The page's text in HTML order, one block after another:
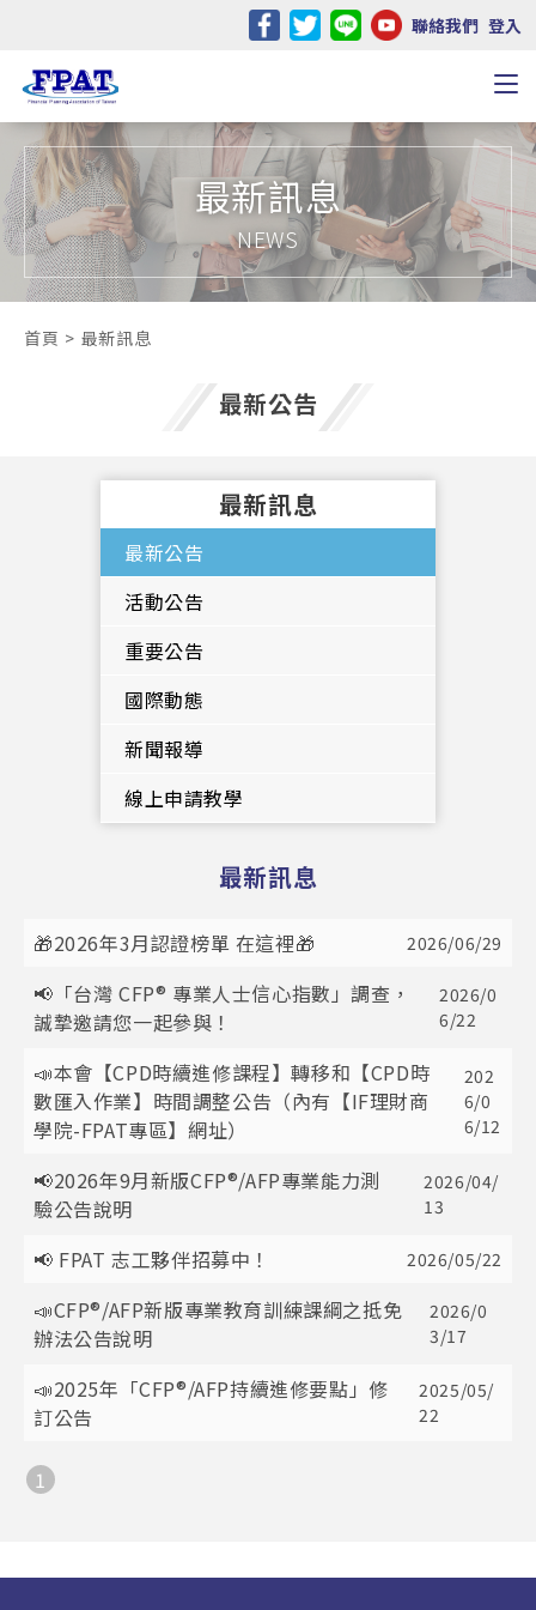
聯絡我們 登入
最新訊息
NEWS
首頁 最新訊息
最新公告
最新訊息
最新公告
活動公告
重要公告
國際動態
新聞報導
線上申請教學
最新訊息
🎁2026年3月認證榜單 在這裡🎁 2026/06/29
📢「台灣 CFP® 專業人士信心指數」調查，
誠摯邀請您一起參與！
2026/0
6/22
📣本會【CPD時續進修課程】轉移和【CPD時
數匯入作業】時間調整公告（內有【IF理財商
學院-FPAT專區】網址）
202
6/0
6/12
📢2026年9月新版CFP®/AFP專業能力測
驗公告說明
2026/04/
13
📢 FPAT 志工夥伴招募中！ 2026/05/22
📣CFP®/AFP新版專業教育訓練課綱之抵免
辦法公告說明
2026/0
3/17
📣2025年「CFP®/AFP持續進修要點」修
訂公告
2025/05/
22
1